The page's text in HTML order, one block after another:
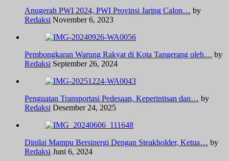
Anugerah PWI 2024, PWI Provinsi Jaring Calon… by
Redaksi November 6, 2023
Pembongkaran Warung Rakyat di Kota Tangerang oleh… by
Redaksi September 26, 2024
Penguatan Transportasi Pedesaan, Keperintisan dan… by
Redaksi Desember 24, 2025
Dinilai Mampu Bersinergi Dengan Steakholder, Ketua… by
Redaksi Juni 6, 2024